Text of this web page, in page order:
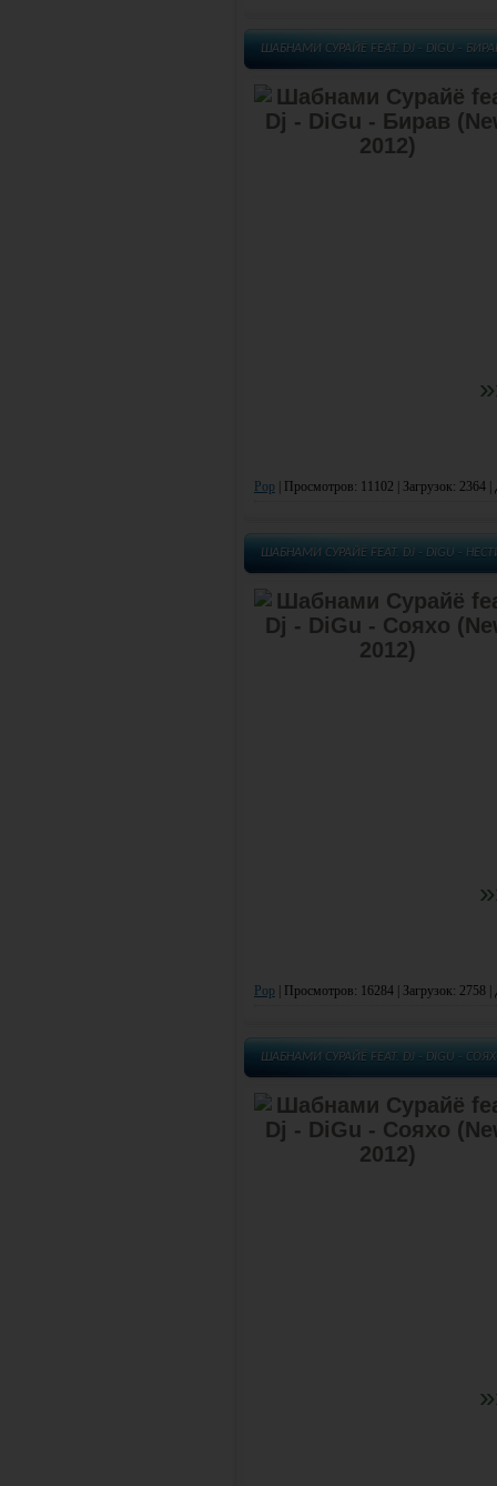
ШАБНАМИ СУРАЙЁ FEAT. DJ - DIGU -
Pop Просмотров: 11102 | Загрузок: 2364
ШАБНАМИ СУРАЙЁ FEAT. DJ - DIGU -
Pop Просмотров: 16284 | Загрузок: 2758
ШАБНАМИ СУРАЙЁ FEAT. DJ - DIGU -